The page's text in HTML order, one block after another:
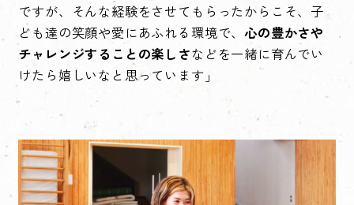
ですが、そんな経験をさせてもらったからこそ、子
ども達の笑顔や愛にあふれる環境で、心の豊かさや
チャレンジすることの楽しさなどを一緒に育んでい
けたら嬉しいなと思っています」